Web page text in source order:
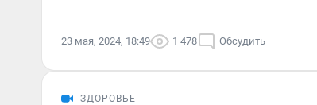
23 мая, 2024, 18:49 1 478 Обсудить
ЗДОРОВЬЕ